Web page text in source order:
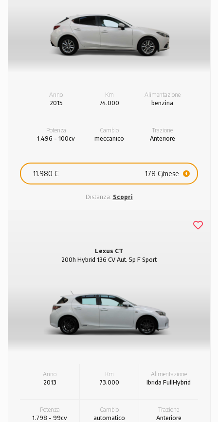
Anno
2015
Km
74.000
Alimentazione
benzina
Potenza
1.496 - 100cv
Cambio
meccanico
Trazione
Anteriore
11.980 € 178 €/mese
Distanza: Scopri
Lexus CT
200h Hybrid 136 CV Aut. 5p F Sport
Anno
2013
Km
73.000
Alimentazione
Ibrida FullHybrid
Potenza
1.798 - 99cv
Cambio
automatico
Trazione
Anteriore